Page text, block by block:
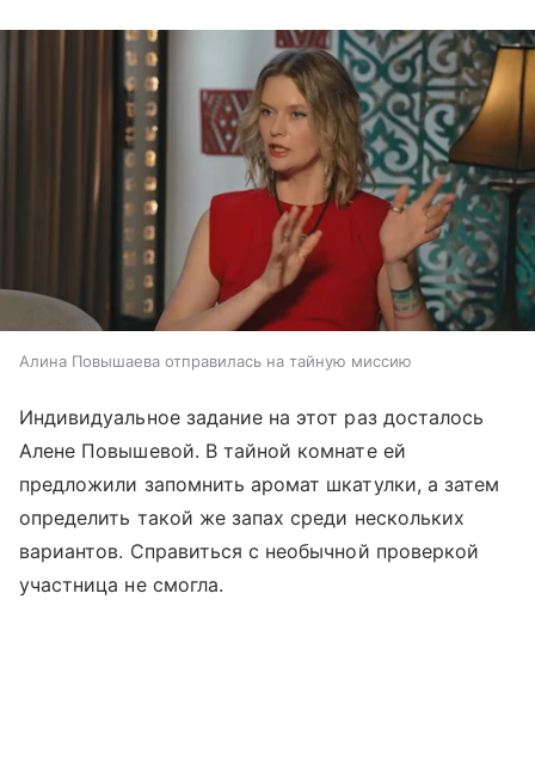
Алина Повышаева отправилась на тайную миссию
Индивидуальное задание на этот раз досталось
Алене Повышевой. В тайной комнате ей
предложили запомнить аромат шкатулки, а затем
определить такой же запах среди нескольких
вариантов. Справиться с необычной проверкой
участница не смогла.